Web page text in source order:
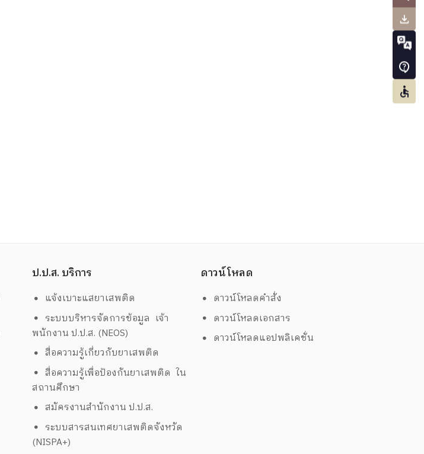
ป.ป.ส. บริการ
แจ้งเบาะแสยาเสพติด
ระบบบริหารจัดการข้อมูล เจ้า
พนักงาน ป.ป.ส. (NEOS)
สื่อความรู้เกี่ยวกับยาเสพติด
สื่อความรู้เพื่อป้องกันยาเสพติด ใน
สถานศึกษา
สมัครงานสำนักงาน ป.ป.ส.
ระบบสารสนเทศยาเสพติดจังหวัด
(NISPA+)
ดาวน์โหลด
ดาวน์โหลดคำสั่ง
ดาวน์โหลดเอกสาร
ดาวน์โหลดแอปพลิเคชั่น